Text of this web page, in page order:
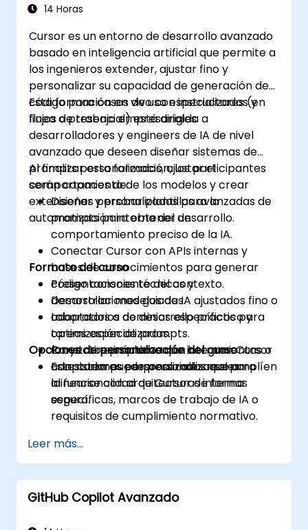
14 Horas
Cursor es un entorno de desarrollo avanzado
basado en inteligencia artificial que permite a
los ingenieros extender, ajustar fino y
personalizar su capacidad de generación de
código para casos de uso especializados y
flujos de trabajo empresariales.
Esta formación en vivo con instructores (en
línea o presencial) está dirigida a
desarrolladores y engineers de IA de nivel
avanzado que deseen diseñar sistemas de
prompts personalizados, ajustar el
comportamiento de los modelos y crear
extensiones personalizadas para la
automatización interna del desarrollo.
Al finalizar esta formación, los participantes
serán capaces de:
Diseñar y probar plantillas avanzadas de
prompts para obtener un
comportamiento preciso de la IA.
Conectar Cursor con APIs internas y
bases de conocimientos para generar
código consciente del contexto.
Desarrollar modelos de IA ajustados fino o
adaptados a dominios específicos para
tareas especializadas.
Construir e implementar herramientas o
adaptadores personalizados que amplíen
la funcionalidad de Cursor de forma
segura.
Formato del curso
Presentaciones técnicas y
demostraciones guiadas.
Laboratorios de desarrollo práctico y
optimización de prompts.
Proyectos prácticos que integran Cursor
con sistemas empresariales reales.
Opciones de personalización del curso
Este curso puede personalizarse para
alinearse con arquitecturas internas
específicas, marcos de trabajo de IA o
requisitos de cumplimiento normativo.
Leer más...
GitHub Copilot Avanzado